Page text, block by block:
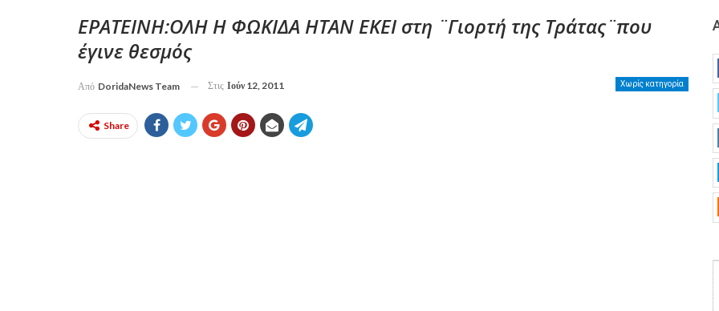
ΕΡΑΤΕΙΝΗ:ΟΛΗ Η ΦΩΚΙΔΑ ΗΤΑΝ ΕΚΕΙ στη ¨Γιορτή της Τράτας¨που
έγινε θεσμός
Χωρίς κατηγορία
Από DoridaNews Team Στις Ιούν 12, 2011
Share